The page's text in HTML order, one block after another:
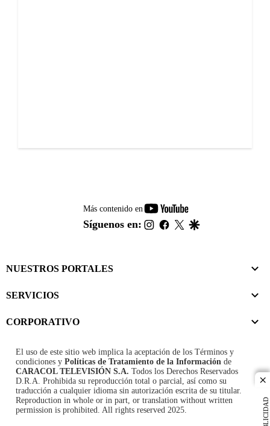
PUBLICIDAD
Más contenido en
youtube-
footer
Síguenos en: instagram
facebook
twitter
NUESTROS PORTALES
SERVICIOS
CORPORATIVO
El uso de este sitio web implica la aceptación de los Términos y
condiciones y Políticas de Tratamiento de la Información de
CARACOL TELEVISIÓN S.A. Todos los Derechos Reservados
D.R.A. Prohibida su reproducción total o parcial, así como su
traducción a cualquier idioma sin autorización escrita de su titular.
Reproduction in whole or in part, or translation without written
permission is prohibited. All rights reserved 2025.